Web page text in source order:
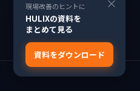
アップ
現場改善のヒントに
HULIXの資料を
まとめて見る
資料をダウンロード